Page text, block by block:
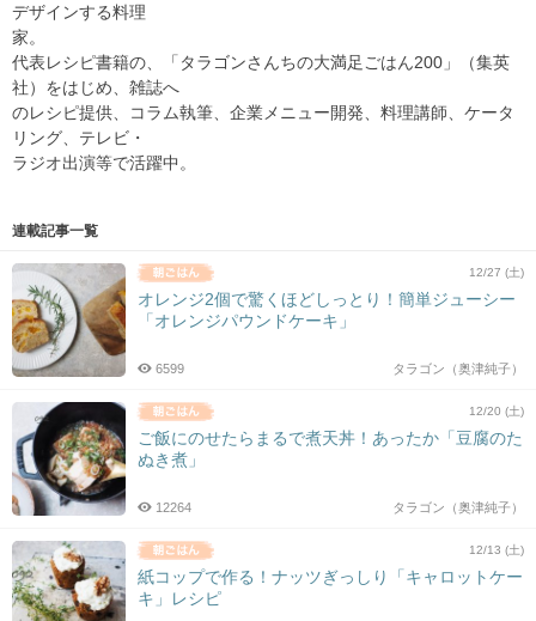
デザインする料理
家。
代表レシピ書籍の、「タラゴンさんちの大満足ごはん200」（集英
社）をはじめ、雑誌へ
のレシピ提供、コラム執筆、企業メニュー開発、料理講師、ケータ
リング、テレビ・
ラジオ出演等で活躍中。
連載記事一覧
12/27 (土)
オレンジ2個で驚くほどしっとり！簡単ジューシー
「オレンジパウンドケーキ」
タラゴン（奥津純子）
6599
12/20 (土)
ご飯にのせたらまるで煮天丼！あったか「豆腐のた
ぬき煮」
タラゴン（奥津純子）
12264
12/13 (土)
紙コップで作る！ナッツぎっしり「キャロットケー
キ」レシピ